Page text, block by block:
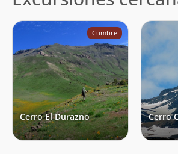
Cumbre
Cerro El Durazno Cerro